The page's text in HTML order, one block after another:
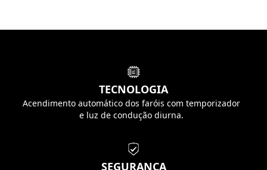
TECNOLOGIA
Acendimento automático dos faróis com temporizador
e luz de condução diurna.
SEGURANÇA